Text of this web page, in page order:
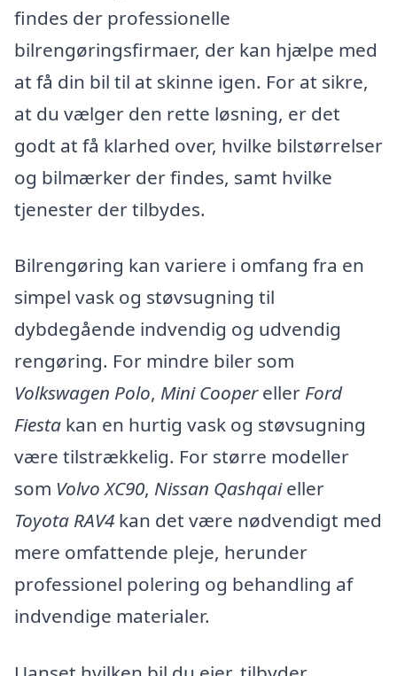
findes der professionelle
bilrengøringsfirmaer, der kan hjælpe med
at få din bil til at skinne igen. For at sikre,
at du vælger den rette løsning, er det
godt at få klarhed over, hvilke bilstørrelser
og bilmærker der findes, samt hvilke
tjenester der tilbydes.
Bilrengøring kan variere i omfang fra en
simpel vask og støvsugning til
dybdegående indvendig og udvendig
rengøring. For mindre biler som
Volkswagen Polo, Mini Coopereller Ford
Fiesta kan en hurtig vask og støvsugning
være tilstrækkelig. For større modeller
som Volvo XC90, Nissan Qashqaieller
Toyota RAV4 kan det være nødvendigt med
mere omfattende pleje, herunder
professionel polering og behandling af
indvendige materialer.